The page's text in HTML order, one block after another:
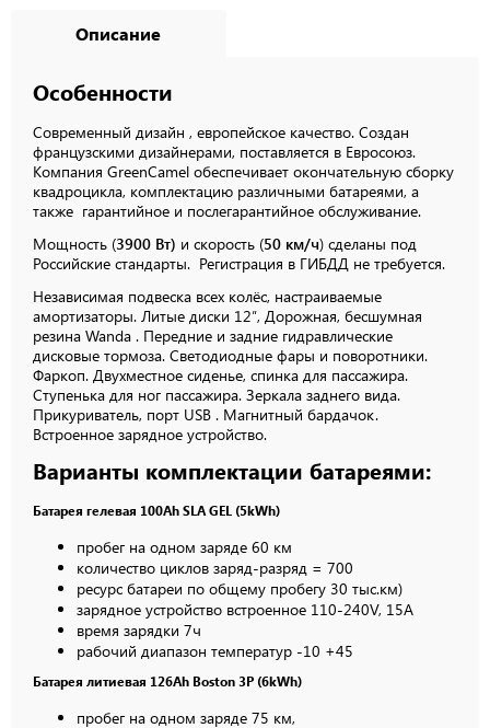
Описание
Особенности
Современный дизайн , европейское качество. Создан
французскими дизайнерами, поставляется в Евросоюз.
Компания GreenCamel обеспечивает окончательную сборку
квадроцикла, комплектацию различными батареями, а
также гарантийное и послегарантийное обслуживание.
Мощность (3900 Вт) и скорость (50 км/ч) сделаны под
Российские стандарты. Регистрация в ГИБДД не требуется.
Независимая подвеска всех колёс, настраиваемые
амортизаторы. Литые диски 12″, Дорожная, бесшумная
резина Wanda . Передние и задние гидравлические
дисковые тормоза. Светодиодные фары и поворотники.
Фаркоп. Двухместное сиденье, спинка для пассажира.
Ступенька для ног пассажира. Зеркала заднего вида.
Прикуриватель, порт USB . Магнитный бардачок.
Встроенное зарядное устройство.
Варианты комплектации батареями:
Батарея гелевая 100Ah SLA GEL (5kWh)
пробег на одном заряде 60 км
количество циклов заряд-разряд = 700
ресурс батареи по общему пробегу 30 тыс.км)
зарядное устройство встроенное 110-240V, 15A
время зарядки 7ч
рабочий диапазон температур -10 +45
Батарея литиевая 126Ah Boston 3P (6kWh)
пробег на одном заряде 75 км,